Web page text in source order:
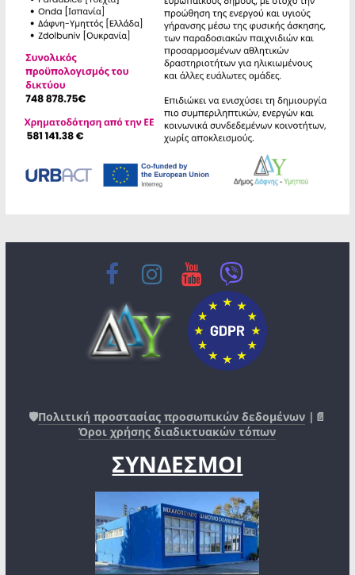
🛡️Πολιτική προστασίας προσωπικών δεδομένων |📄
Όροι χρήσης διαδικτυακών τόπων
ΣΥΝΔΕΣΜΟΙ